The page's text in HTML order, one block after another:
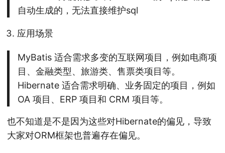
自动生成的，无法直接维护sql
应用场景
MyBatis 适合需求多变的互联网项目，例如电商项
目、金融类型、旅游类、售票类项目等。
Hibernate 适合需求明确、业务固定的项目，例如
OA 项目、ERP 项目和 CRM 项目等。
也不知道是不是因为这些对Hibernate的偏见，导致
大家对ORM框架也普遍存在偏见。